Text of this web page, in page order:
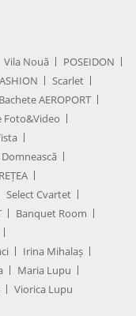
Vila Nouă
POSEIDON
Scarlet
AEROPORT
Foto&Video
Select Cvartet
Banquet Room
Irina Mihalaș
Maria Lupu
Viorica Lupu